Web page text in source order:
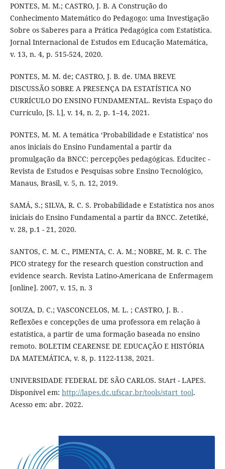
PONTES, M. M.; CASTRO, J. B. A Construção do
Conhecimento Matemático do Pedagogo: uma Investigação
Sobre os Saberes para a Prática Pedagógica com Estatística.
Jornal Internacional de Estudos em Educação Matemática,
v. 13, n. 4, p. 515-524, 2020.
PONTES, M. M. de; CASTRO, J. B. de. UMA BREVE
DISCUSSÃO SOBRE A PRESENÇA DA ESTATÍSTICA NO
CURRÍCULO DO ENSINO FUNDAMENTAL. Revista Espaço do
Currículo, [S. l.], v. 14, n. 2, p. 1–14, 2021.
PONTES, M. M. A temática ‘Probabilidade e Estatística’ nos
anos iniciais do Ensino Fundamental a partir da
promulgação da BNCC: percepções pedagógicas. Educitec -
Revista de Estudos e Pesquisas sobre Ensino Tecnológico,
Manaus, Brasil, v. 5, n. 12, 2019.
SAMÁ, S.; SILVA, R. C. S. Probabilidade e Estatística nos anos
iniciais do Ensino Fundamental a partir da BNCC. Zetetiké,
v. 28, p.1 - 21, 2020.
SANTOS, C. M. C., PIMENTA, C. A. M.; NOBRE, M. R. C. The
PICO strategy for the research question construction and
evidence search. Revista Latino-Americana de Enfermagem
[online]. 2007, v. 15, n. 3
SOUZA, D. C.; VASCONCELOS, M. L. ; CASTRO, J. B. .
Reflexões e concepções de uma professora em relação à
estatística, a partir de uma formação baseada no ensino
remoto. BOLETIM CEARENSE DE EDUCAÇÃO E HISTÓRIA
DA MATEMÁTICA, v. 8, p. 1122-1138, 2021.
UNIVERSIDADE FEDERAL DE SÃO CARLOS. StArt - LAPES.
Disponível em: http://lapes.dc.ufscar.br/tools/start_tool.
Acesso em: abr. 2022.